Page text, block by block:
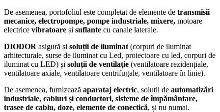
De asemenea, portofoliul este completat de elemente de transmisii
mecanice, electropompe, pompe industriale, mixere, motoare
electrice vibratoare și suflante cu canale laterale.
DIODOR asigură și soluții de iluminat (corpuri de iluminat
arhitecturale, surse de iluminat cu Led, proiectoare cu led, corpuri de
iluminat cu LED) și soluții de ventilație (ventilatoare rezidențiale,
ventilatoare axiale, ventilatoare centrifugale, ventilatoare în linie).
De asemenea, furnizează aparataj electric, soluții de automatizări
industriale, cabluri și conductori, sisteme de împământare,
trasee de cablu, doze, elemente de conectică, și nu numai.